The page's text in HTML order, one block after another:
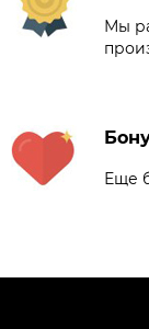
Мы
Еще